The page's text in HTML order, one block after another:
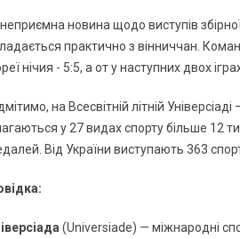
неприємна новина щодо виступів
практично з вінниччан.
нічия - 5:5, а от у наступних двох
на Всесвітній літній
у 27 видах спорту більше 12
Від України виступають 363
(Universiade) — міжнародні